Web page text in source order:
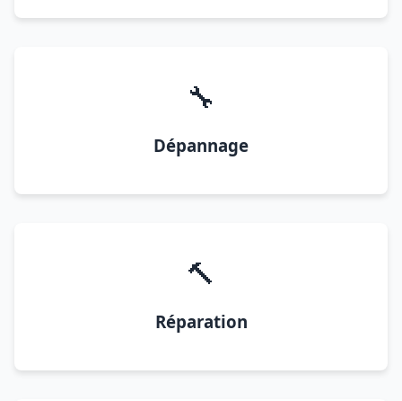
🔧
Dépannage
🔨
Réparation